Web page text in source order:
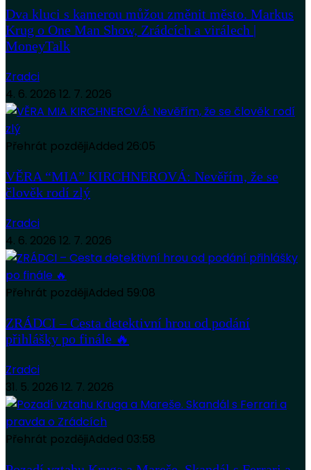
Dva kluci s kamerou můžou změnit město. Markus
Krug o One Man Show, Zrádcích a virálech |
MoneyTalk
Zradci
4. 6. 2026 12. 7. 2026
Přehrát pozdějiAdded 26:05
VĚRA “MIA” KIRCHNEROVÁ: Nevěřím, že se
člověk rodí zlý
Zradci
4. 6. 2026 12. 7. 2026
Přehrát pozdějiAdded 59:08
ZRÁDCI – Cesta detektivní hrou od podání
přihlášky po finále 🔥
Zradci
31. 5. 2026 12. 7. 2026
Přehrát pozdějiAdded 03:58